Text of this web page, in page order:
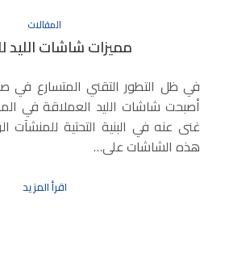
المقالات
مميزات شاشات الليد
في ظل التطور التقني المتسارع في
أصبحت شاشات الليد العملاقة في
غنى عنه في البنية التحتية للمنشآت
هذه الشاشات على…
اقرأ المزيد